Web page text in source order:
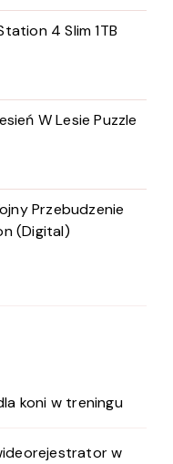
4 Slim 1TB
W Lesie Puzzle
Przebudzenie
(Digital)
koni w treningu
w